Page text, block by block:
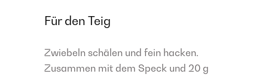
Für den Teig
Zwiebeln schälen und fein hacken.
Zusammen mit dem Speck und 20 g